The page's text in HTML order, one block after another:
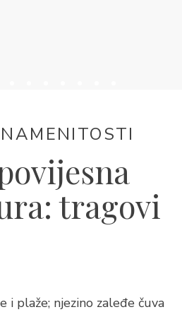
tragovi
i plaže; njezino zaleđe čuva